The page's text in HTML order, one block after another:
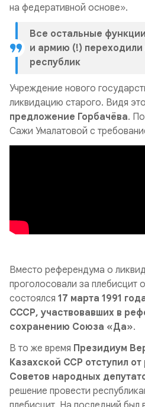
на федеративной основе».
Все остальные
и армию (!)
республик
Учреждение нового
ликвидацию старого. Видя
предложение Горбачёва.
Сажи Умалатовой с
Вместо референдума о
проголосовали за плебисцит
состоялся 17 марта 1991
СССР, участвовавших в
сохранению Союза «Да».
В то же время Президиум
Казахской ССР отступил
Советов народных
решение провести